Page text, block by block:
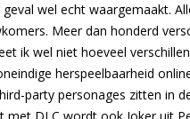
wel echt waargemaakt.
Meer dan honderd
ik wel niet hoeveel
herspeelbaarheid
party personages zitten in